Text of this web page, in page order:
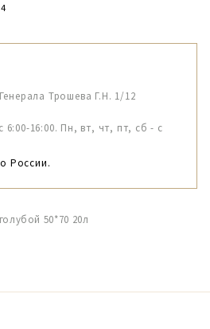
Трошева Г.Н. 1/12
6:00-16:00. Пн, вт, чт, пт, сб - с
России.
50*70 20л